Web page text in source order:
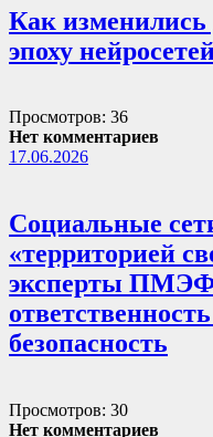
Как
эпоху
Просмотров: 36
Нет комментариев
17.06.2026
Социальные
«территорией
эксперты ПМЭФ
безопасность
Просмотров: 30
Нет комментариев